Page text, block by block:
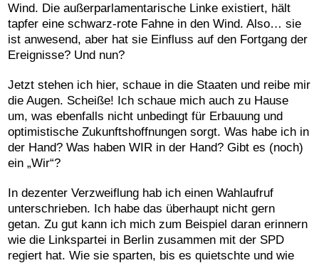
Wind. Die außerparlamentarische Linke existiert, hält
tapfer eine schwarz-rote Fahne in den Wind. Also… sie
ist anwesend, aber hat sie Einfluss auf den Fortgang der
Ereignisse? Und nun?
Jetzt stehen ich hier, schaue in die Staaten und reibe mir
die Augen. Scheiße! Ich schaue mich auch zu Hause
um, was ebenfalls nicht unbedingt für Erbauung und
optimistische Zukunftshoffnungen sorgt. Was habe ich in
der Hand? Was haben WIR in der Hand? Gibt es (noch)
ein „Wir“?
In dezenter Verzweiflung hab ich einen Wahlaufruf
unterschrieben. Ich habe das überhaupt nicht gern
getan. Zu gut kann ich mich zum Beispiel daran erinnern
wie die Linkspartei in Berlin zusammen mit der SPD
regiert hat. Wie sie sparten, bis es quietschte und wie